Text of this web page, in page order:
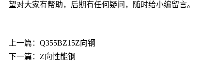
望对大家有帮助，后期有任何疑问，随时给小编留言。
上一篇： Q355BZ15Z向钢
下一篇： Z向性能钢